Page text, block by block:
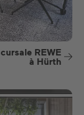
REWE
à Hürth